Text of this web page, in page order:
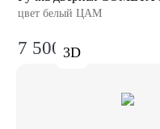
цвет белый ЦАМ
7 500₽3D